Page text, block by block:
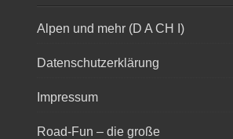
Alpen und mehr (D A CH I)
Datenschutzerklärung
Impressum
Road-Fun – die große